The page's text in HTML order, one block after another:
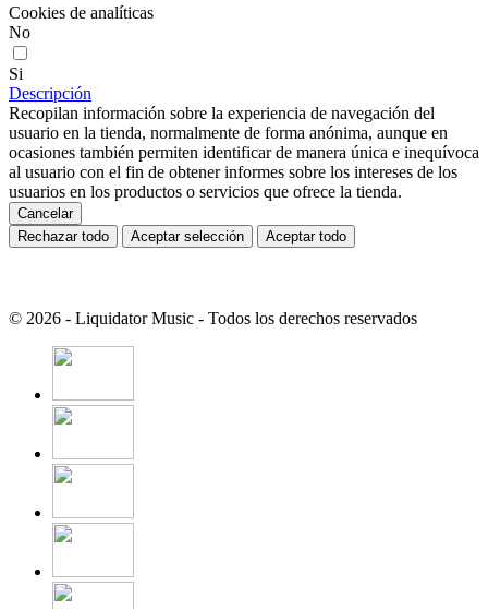
Cookies de analíticas
No
Si
Descripción
Recopilan información sobre la experiencia de navegación del
usuario en la tienda, normalmente de forma anónima, aunque en
ocasiones también permiten identificar de manera única e inequívoca
al usuario con el fin de obtener informes sobre los intereses de los
usuarios en los productos o servicios que ofrece la tienda.
Cancelar
Rechazar todo
Aceptar selección Aceptar todo
© 2026 - Liquidator Music - Todos los derechos reservados